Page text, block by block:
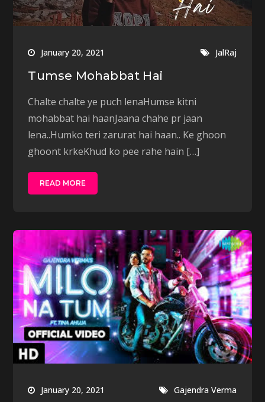
January 20, 2021 JalRaj
Tumse Mohabbat Hai
Chalte chalte ye puch lenaHumse kitni
mohabbat hai haanJaana chahe pr jaan
lena..Humko teri zarurat hai haan.. Ke ghoon
ghoont krkeKhud ko pee rahe hain […]
READ MORE
January 20, 2021 Gajendra Verma